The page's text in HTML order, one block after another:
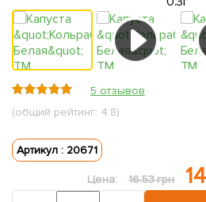
5 отзывов
(общий рейтинг: 4.8)
Артикул : 20671
Цена: 16.53 грн